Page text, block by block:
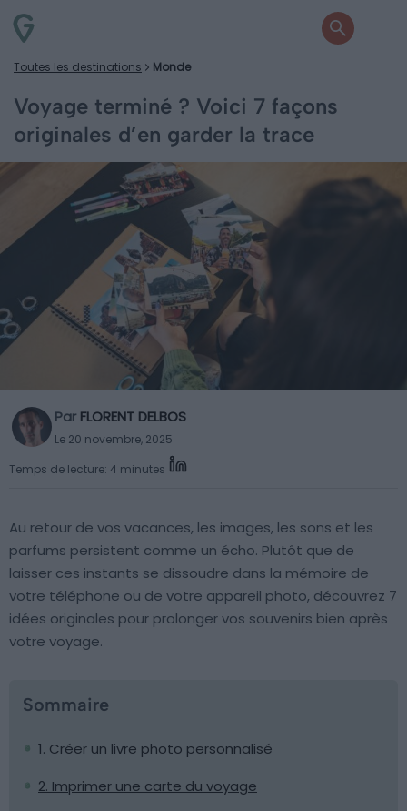
Toutes les destinations Monde
Voyage terminé ? Voici 7 façons
originales d’en garder la trace
Par FLORENT DELBOS
Le 20 novembre, 2025
Temps de lecture: 4 minutes
Au retour de vos vacances, les images, les sons et les
parfums persistent comme un écho. Plutôt que de
laisser ces instants se dissoudre dans la mémoire de
votre téléphone ou de votre appareil photo, découvrez 7
idées originales pour prolonger vos souvenirs bien après
votre voyage.
Sommaire
1. Créer un livre photo personnalisé
2. Imprimer une carte du voyage